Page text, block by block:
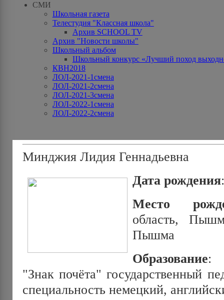
СМИ
Школьная газета
Телестудия "Классная школа"
Архив SCHOOL TV
Архив "Новости школы"
Школьный альбом
Школьный конкурс «Лучший поход
КВН2018
ЛОЛ-2021-1смена
ЛОЛ-2021-2смена
ЛОЛ-2021-3смена
ЛОЛ-2022-1смена
ЛОЛ-2022-2смена
Минджия Лидия Геннадьевна
Дата рождения
Место
область,
Пышма
Образование:
"Знак почёта" государственный
специальность немецкий,